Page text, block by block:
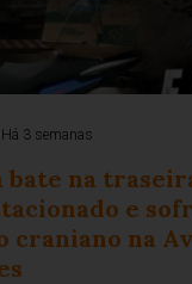
Há 3 semanas
na
e
craniano na